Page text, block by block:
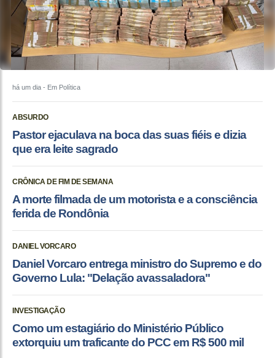
há um dia - Em Política
ABSURDO
Pastor ejaculava na boca das suas fiéis e dizia
que era leite sagrado
CRÔNICA DE FIM DE SEMANA
A morte filmada de um motorista e a consciência
ferida de Rondônia
DANIEL VORCARO
Daniel Vorcaro entrega ministro do Supremo e do
Governo Lula: "Delação avassaladora"
INVESTIGAÇÃO
Como um estagiário do Ministério Público
extorquiu um traficante do PCC em R$ 500 mil